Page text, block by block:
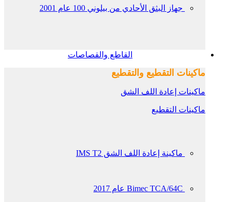
جهاز البثق الأحادي من بيلوني 100 عام 2001
القاطع والقصاصات
ماكينات التقطيع والتقطيع
ماكينات إعادة اللف الشق
ماكينات التقطيع
ماكينة إعادة اللف الشق IMS T2
Bimec TCA/64C عام 2017